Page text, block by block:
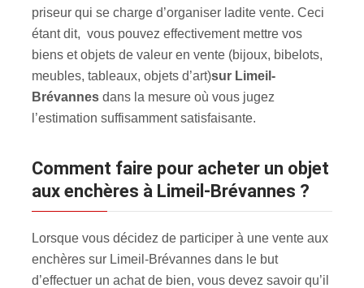
priseur qui se charge d’organiser ladite vente. Ceci
étant dit, vous pouvez effectivement mettre vos
biens et objets de valeur en vente (bijoux, bibelots,
meubles, tableaux, objets d’art)sur Limeil-
Brévannes dans la mesure où vous jugez
l’estimation suffisamment satisfaisante.
Comment faire pour acheter un objet
aux enchères à Limeil-Brévannes ?
Lorsque vous décidez de participer à une vente aux
enchères sur Limeil-Brévannes dans le but
d’effectuer un achat de bien, vous devez savoir qu’il